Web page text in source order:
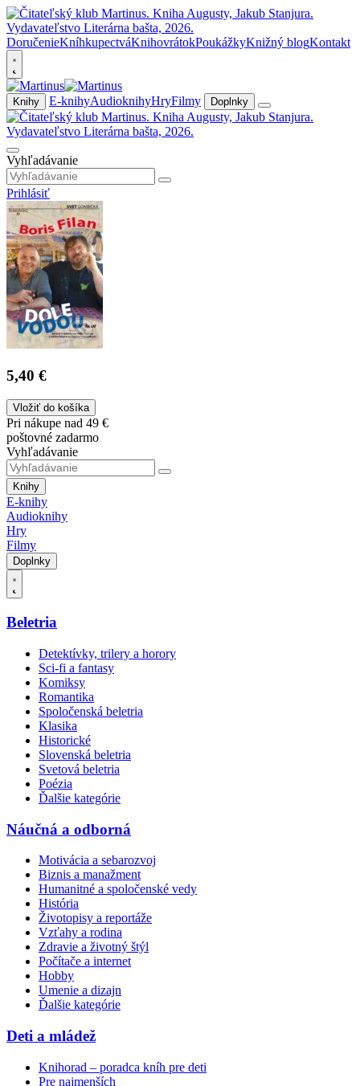
DoručenieKníhkupectváKnihovrátokPoukážkyKnižný blogKontakt
Knihy E-knihyAudioknihyHryFilmy Doplnky
Vyhľadávanie
Prihlásiť
5,40 €
Vložiť do košíka
Pri nákupe nad 49 €
poštovné zadarmo
Vyhľadávanie
Knihy
E-knihy
Audioknihy
Hry
Filmy
Doplnky
Beletria
Detektívky, trilery a horory
Sci-fi a fantasy
Komiksy
Romantika
Spoločenská beletria
Klasika
Historické
Slovenská beletria
Svetová beletria
Poézia
Ďalšie kategórie
Náučná a odborná
Motivácia a sebarozvoj
Biznis a manažment
Humanitné a spoločenské vedy
História
Životopisy a reportáže
Vzťahy a rodina
Zdravie a životný štýl
Počítače a internet
Hobby
Umenie a dizajn
Ďalšie kategórie
Deti a mládež
Knihorad – poradca kníh pre deti
Pre najmenších